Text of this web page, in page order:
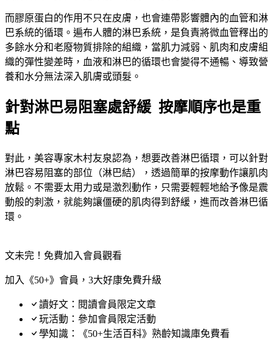
而膠原蛋白的作用不只在皮膚，也會連帶影響體內的血管和淋
巴系統的循環。遍布人體的淋巴系統，是負責將微血管釋出的
多餘水分和老廢物質排除的組織，當肌力減弱、肌肉和皮膚組
織的彈性變差時，血液和淋巴的循環也會變得不通暢、導致營
養和水分無法深入肌膚或頭髮。
針對淋巴易阻塞處舒緩 按摩順序也是重
點
對此，美容專家木村友泉認為，想要改善淋巴循環，可以針對
淋巴容易阻塞的部位（淋巴結），透過簡單的按摩動作讓肌肉
放鬆。不需要太用力或是激烈動作，只需要輕輕地給予像是震
動般的刺激，就能夠讓僵硬的肌肉得到舒緩，進而改善淋巴循
環。
文未完！免費加入會員觀看
加入《50+》會員，3大好康免費升級
讀好文：閱讀會員限定文章
玩活動：參加會員限定活動
學知識：《50+生活百科》熟齡知識庫免費看